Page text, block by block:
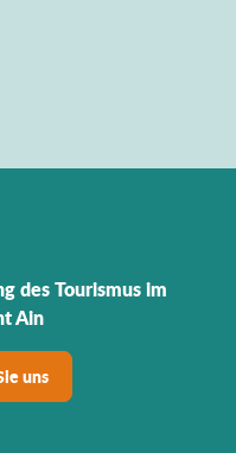
des Tourismus im
Ain
uns